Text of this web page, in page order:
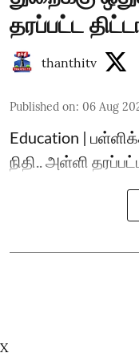
தரப்பட்ட
thanthitv
Published on: 06 Aug
Education |
நிதி.. அள்ளி
X